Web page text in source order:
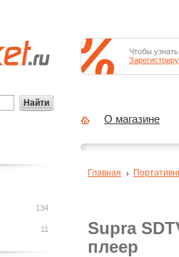
Supra
плеер
Главная
134
11
Найти
Чтобы
О магазине